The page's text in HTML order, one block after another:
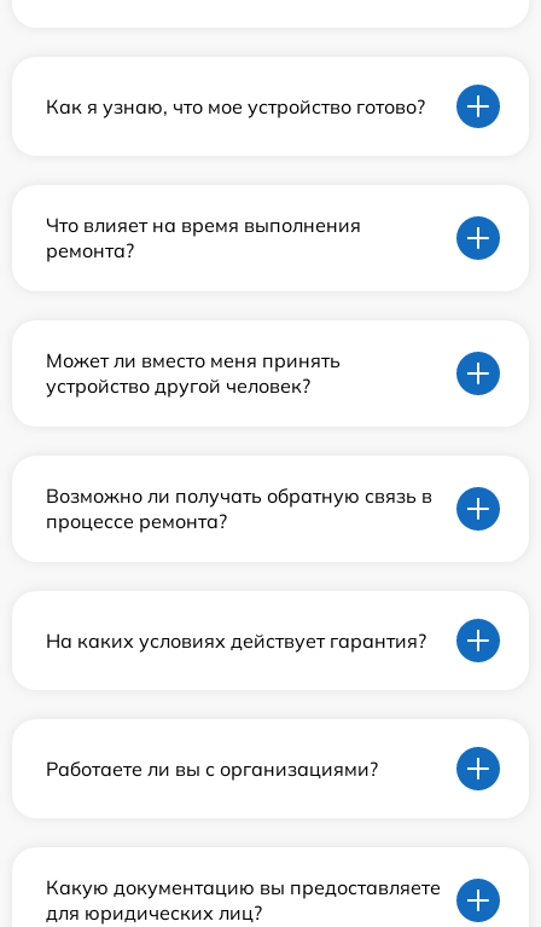
Как я узнаю, что мое устройство готово?
Что влияет на время выполнения
ремонта?
Может ли вместо меня принять
устройство другой человек?
Возможно ли получать обратную связь в
процессе ремонта?
На каких условиях действует гарантия?
Работаете ли вы с организациями?
Какую документацию вы предоставляете
для юридических лиц?